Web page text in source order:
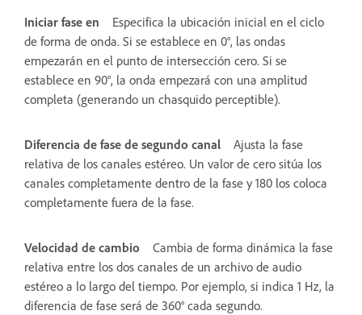
Iniciar fase en
Especifica la ubicación inicial en el ciclo
de forma de onda. Si se establece en 0°, las ondas
empezarán en el punto de intersección cero. Si se
establece en 90°, la onda empezará con una amplitud
completa (generando un chasquido perceptible).
Diferencia de fase de segundo canal
Ajusta la fase
relativa de los canales estéreo. Un valor de cero sitúa los
canales completamente dentro de la fase y 180 los coloca
completamente fuera de la fase.
Velocidad de cambio
Cambia de forma dinámica la fase
relativa entre los dos canales de un archivo de audio
estéreo a lo largo del tiempo. Por ejemplo, si indica 1 Hz, la
diferencia de fase será de 360° cada segundo.